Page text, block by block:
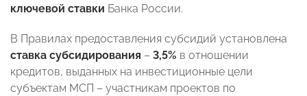
ключевой ставки Банка России.
В Правилах предоставления субсидий установлена
ставка субсидирования – 3,5% в отношении
кредитов, выданных на инвестиционные цели
субъектам МСП – участникам проектов по